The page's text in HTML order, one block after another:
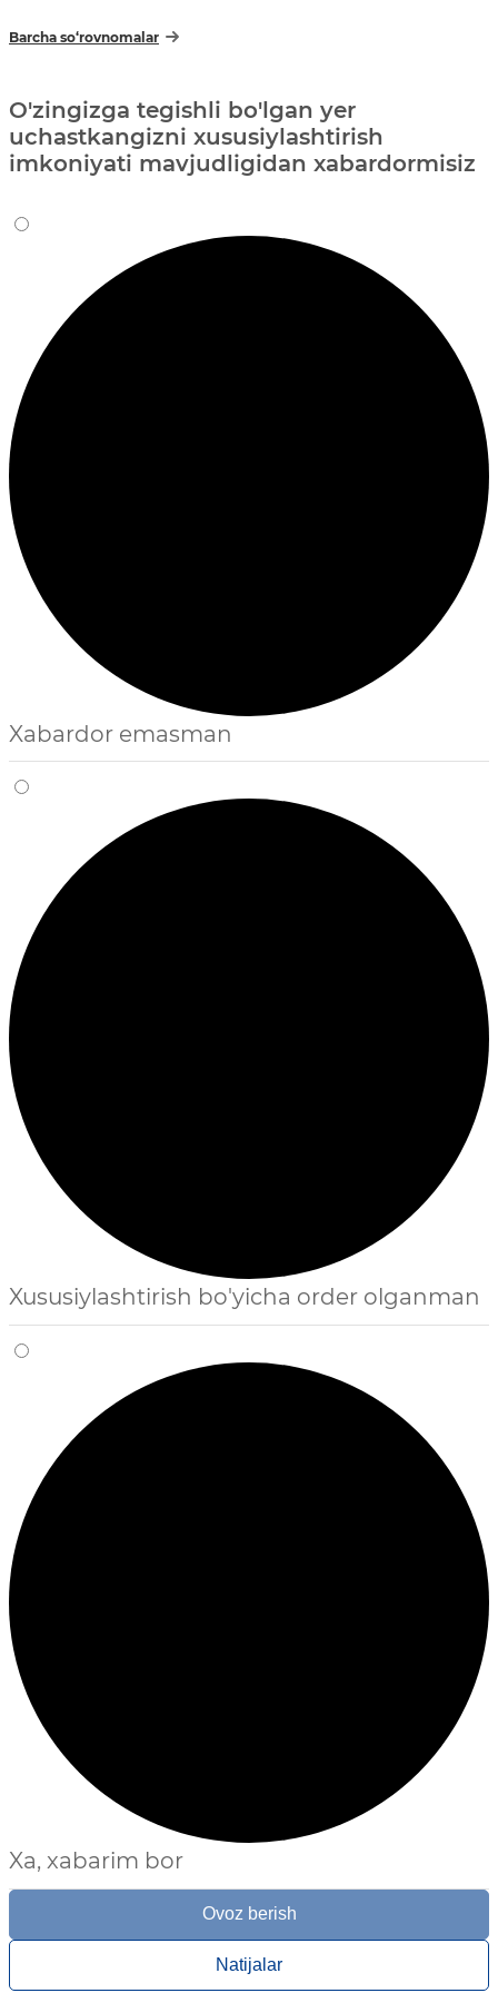
Barcha so‘rovnomalar
O'zingizga tegishli bo'lgan yer
uchastkangizni xususiylashtirish
imkoniyati mavjudligidan xabardormisiz
Xabardor emasman
Xususiylashtirish bo'yicha order olganman
Xa, xabarim bor
Ovoz berish
Natijalar